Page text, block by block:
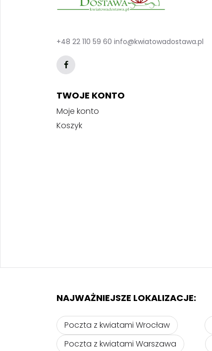
+48 22 110 59 60 info@kwiatowadostawa.pl
TWOJE KONTO
Moje konto
Koszyk
NAJWAŻNIEJSZE LOKALIZACJE:
Poczta z kwiatami Wrocław
Poczta z kwiatami Warszawa